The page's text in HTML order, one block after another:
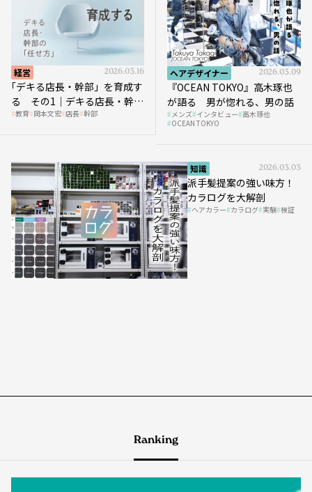
経営 2026.03.16
｢デキる店長・幹部」を育成す
る その1｜デキる店長・幹部
の「任せ方」
教育 岡本文宏 店長 幹部
ヘアデザイナー 2026.03.09
『OCEAN TOKYO』高木琢也
が語る 男が惚れる、男の話
メンズ インタビュー 高木琢也
OCEAN TOKYO
知識 2026.03.03
派手髪提案の強い味方！
カラログを大解剖
ヘアカラー カラログ 実験 検証
Ranking